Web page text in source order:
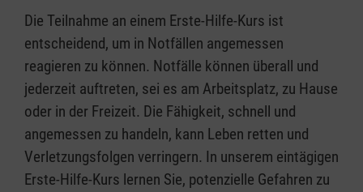
Die Teilnahme an einem Erste-Hilfe-Kurs ist
entscheidend, um in Notfällen angemessen
reagieren zu können. Notfälle können überall und
jederzeit auftreten, sei es am Arbeitsplatz, zu Hause
oder in der Freizeit. Die Fähigkeit, schnell und
angemessen zu handeln, kann Leben retten und
Verletzungsfolgen verringern. In unserem eintägigen
Erste-Hilfe-Kurs lernen Sie, potenzielle Gefahren zu